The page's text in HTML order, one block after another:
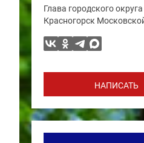
Глава городского округа
Красногорск
НАПИСАТЬ